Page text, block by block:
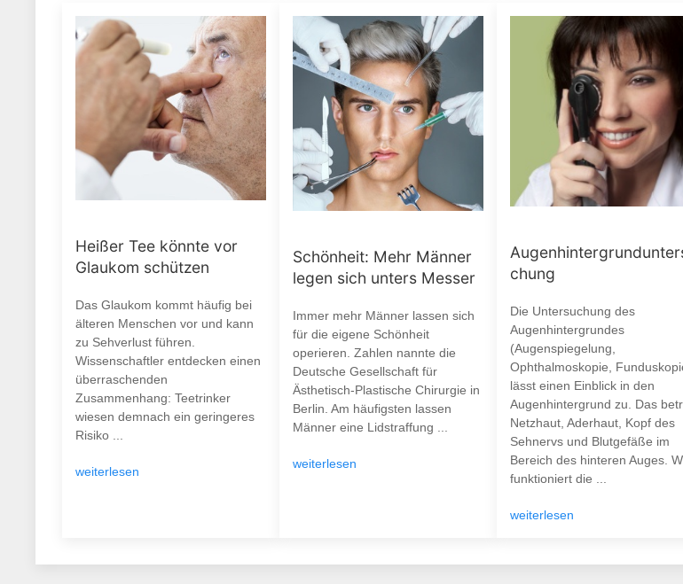
Heißer Tee könnte vor
Glaukom schützen
Das Glaukom kommt häufig bei
älteren Menschen vor und kann
zu Sehverlust führen.
Wissenschaftler entdecken einen
überraschenden
Zusammenhang: Teetrinker
wiesen demnach ein geringeres
Risiko ...
weiterlesen
Schönheit: Mehr Männer
legen sich unters Messer
Immer mehr Männer lassen sich
für die eigene Schönheit
operieren. Zahlen nannte die
Deutsche Gesellschaft für
Ästhetisch-Plastische Chirurgie in
Berlin. Am häufigsten lassen
Männer eine Lidstraffung ...
weiterlesen
chung
Die Untersuchung des
Augenhintergrundes
(Augenspiegelung,
Ophthalmoskopie,
lässt einen Einblick in den
Augenhintergrund zu. Das
Netzhaut, Aderhaut, Kopf des
Sehnervs und Blutgefäße im
Bereich des hinteren Auges.
funktioniert die ...
weiterlesen